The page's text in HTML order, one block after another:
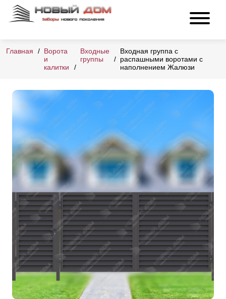
Главная
Ворота
и
калитки
Входные
группы
Входная группа с
распашными воротами с
наполнением Жалюзи